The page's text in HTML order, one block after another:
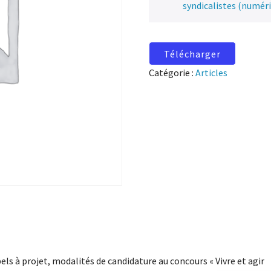
syndicalistes
Télécharger
Catégorie :Articles
à projet, modalités de candidature au concours « Vivre et agir